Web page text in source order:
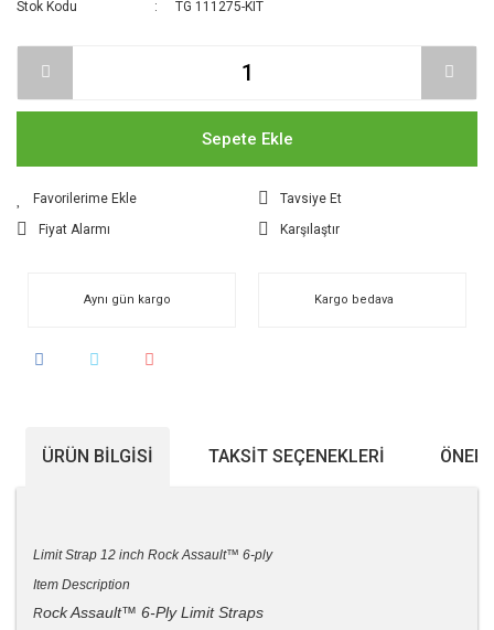
Stok Kodu
TG 111275-KIT
Sepete Ekle
Tavsiye Et
Fiyat Alarmı
Karşılaştır
Aynı gün kargo Kargo bedava
ÜRÜN BILGISI TAKSIT SEÇENEKLERI
Limit Strap 12 inch Rock Assault™ 6-ply
Item Description
Rock Assault™ 6-Ply Limit Straps